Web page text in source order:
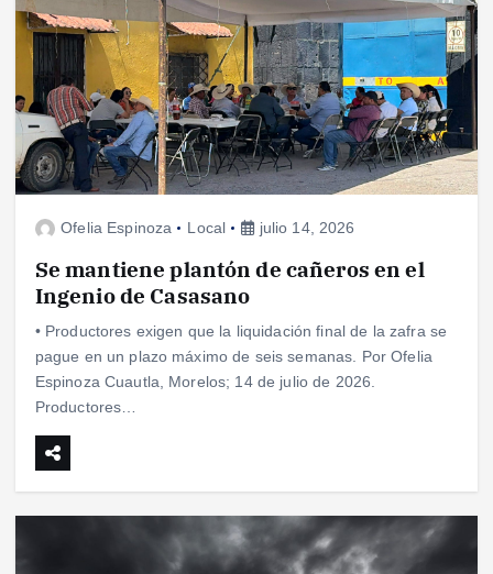
Ofelia Espinoza Local julio 14, 2026
Se mantiene plantón de cañeros en el
Ingenio de Casasano
• Productores exigen que la liquidación final de la zafra se
pague en un plazo máximo de seis semanas. Por Ofelia
Espinoza Cuautla, Morelos; 14 de julio de 2026.
Productores…